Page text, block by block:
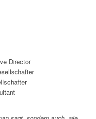
Director